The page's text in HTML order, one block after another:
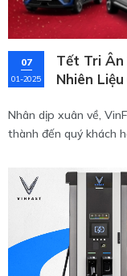
07
01-2025
Tết Tri Ân
Nhiên
Nhân dịp xuân về,
thành đến quý khách
mang đến chương
Miễn Phí Nhiên Liệu